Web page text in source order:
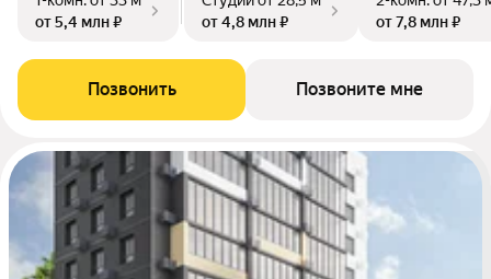
от 5,4 млн ₽
от 4,8 млн ₽
от 7,8 млн ₽
Позвонить Позвоните мне